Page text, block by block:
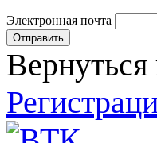
Электронная почта
Вернуться